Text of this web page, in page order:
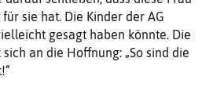
sie hat. Die Kinder der AG
gesagt haben könnte. Die
an die Hoffnung: „So sind die